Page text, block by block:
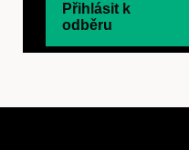
Přihlásit k
odběru